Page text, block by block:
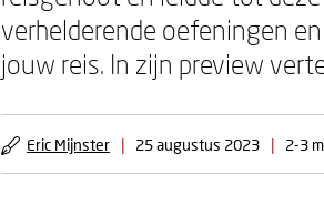
verhelderende oefeningen
jouw reis. In zijn preview
Eric Mijnster | 25 augustus 2023 | 2-3